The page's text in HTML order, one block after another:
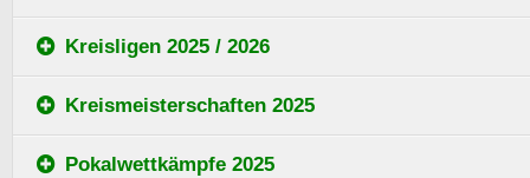
Kreisligen 2025 / 2026
Kreismeisterschaften 2025
Pokalwettkämpfe 2025